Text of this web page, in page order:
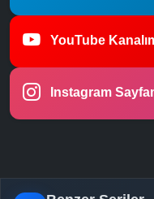
YouTube
Instagram